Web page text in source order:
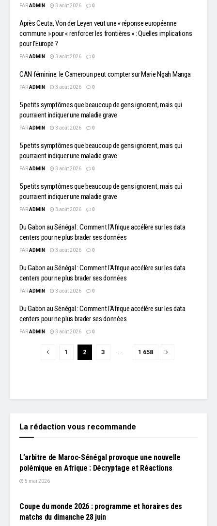
PARADMIN 3 août 2026 0
Après Ceuta, Von der Leyen veut une « réponse européenne
commune » pour « renforcer les frontières » : Quelles implications
pour l’Europe ?
PARADMIN 3 août 2026 0
CAN féminine: le Cameroun peut compter sur Marie Ngah Manga
PARADMIN 3 août 2026 0
5 petits symptômes que beaucoup de gens ignorent, mais qui
pourraient indiquer une maladie grave
PARADMIN 3 août 2026 0
5 petits symptômes que beaucoup de gens ignorent, mais qui
pourraient indiquer une maladie grave
PARADMIN 3 août 2026 0
5 petits symptômes que beaucoup de gens ignorent, mais qui
pourraient indiquer une maladie grave
PARADMIN 3 août 2026 0
Du Gabon au Sénégal : Comment l'Afrique accélère sur les data
centers pour ne plus brader ses données
PARADMIN 3 août 2026 0
Du Gabon au Sénégal : Comment l'Afrique accélère sur les data
centers pour ne plus brader ses données
PARADMIN 3 août 2026 0
Du Gabon au Sénégal : Comment l'Afrique accélère sur les data
centers pour ne plus brader ses données
PARADMIN 3 août 2026 0
1 2 3 … 1 658
La rédaction vous recommande
L'EDITO
L’arbitre de Maroc-Sénégal provoque une nouvelle
polémique en Afrique : Décryptage et Réactions
5 mai 2026
Coupe du monde 2026 : programme et horaires des
matchs du dimanche 28 juin